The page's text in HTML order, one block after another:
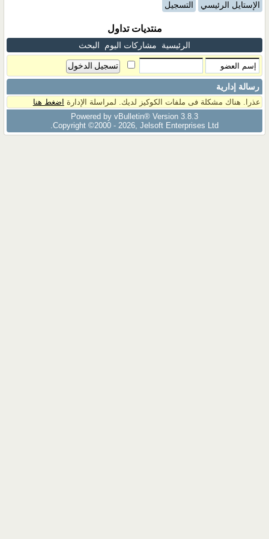
الإستايل الرئيسي التسجيل
منتديات تداول
الرئيسية مشاركات اليوم البحث
رسالة إدارية
عذرا. هناك مشكلة فى ملفات الكوكيز لديك. لمراسلة الإدارة اضغط هنا
Powered by vBulletin® Version 3.8.3
Copyright ©2000 - 2026, Jelsoft Enterprises Ltd.